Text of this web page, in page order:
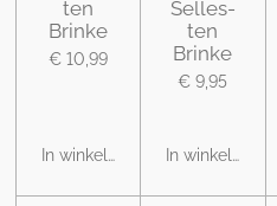
ten
Brinke
€ 10,99
In winkelwagen
Selles-
ten
Brinke
€ 9,95
In winkelwagen